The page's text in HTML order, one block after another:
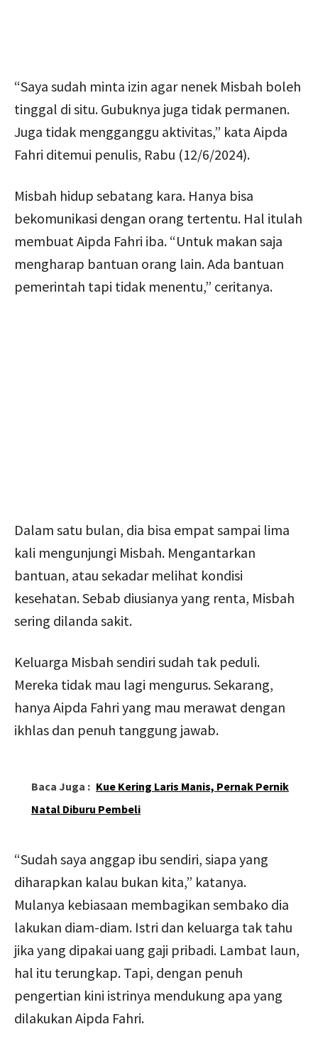
“Saya sudah minta izin agar nenek Misbah boleh
tinggal di situ. Gubuknya juga tidak permanen.
Juga tidak mengganggu aktivitas,” kata Aipda
Fahri ditemui penulis, Rabu (12/6/2024).
Misbah hidup sebatang kara. Hanya bisa
bekomunikasi dengan orang tertentu. Hal itulah
membuat Aipda Fahri iba. “Untuk makan saja
mengharap bantuan orang lain. Ada bantuan
pemerintah tapi tidak menentu,” ceritanya.
Dalam satu bulan, dia bisa empat sampai lima
kali mengunjungi Misbah. Mengantarkan
bantuan, atau sekadar melihat kondisi
kesehatan. Sebab diusianya yang renta, Misbah
sering dilanda sakit.
Keluarga Misbah sendiri sudah tak peduli.
Mereka tidak mau lagi mengurus. Sekarang,
hanya Aipda Fahri yang mau merawat dengan
ikhlas dan penuh tanggung jawab.
Baca Juga : Kue Kering Laris Manis, Pernak Pernik
Natal Diburu Pembeli
“Sudah saya anggap ibu sendiri, siapa yang
diharapkan kalau bukan kita,” katanya.
Mulanya kebiasaan membagikan sembako dia
lakukan diam-diam. Istri dan keluarga tak tahu
jika yang dipakai uang gaji pribadi. Lambat laun,
hal itu terungkap. Tapi, dengan penuh
pengertian kini istrinya mendukung apa yang
dilakukan Aipda Fahri.